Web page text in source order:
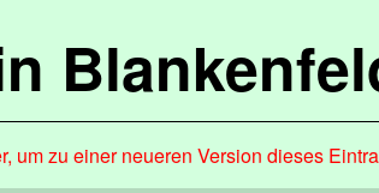
um zu einer neueren Version dieses